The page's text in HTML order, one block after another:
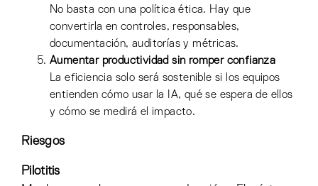
No basta con una política ética. Hay que
convertirla en controles, responsables,
documentación, auditorías y métricas.
Aumentar productividad sin romper confianza
La eficiencia solo será sostenible si los equipos
entienden cómo usar la IA, qué se espera de ellos
y cómo se medirá el impacto.
Riesgos
Pilotitis